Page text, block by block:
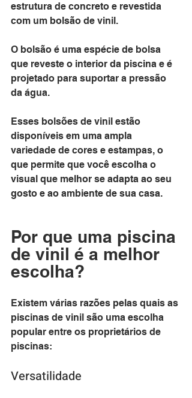
estrutura de concreto e revestida
com um bolsão de vinil.
O bolsão é uma espécie de bolsa
que reveste o interior da piscina e é
projetado para suportar a pressão
da água.
Esses bolsões de vinil estão
disponíveis em uma ampla
variedade de cores e estampas, o
que permite que você escolha o
visual que melhor se adapta ao seu
gosto e ao ambiente de sua casa.
Por que uma piscina
de vinil é a melhor
escolha?
Existem várias razões pelas quais as
piscinas de vinil são uma escolha
popular entre os proprietários de
piscinas:
Versatilidade